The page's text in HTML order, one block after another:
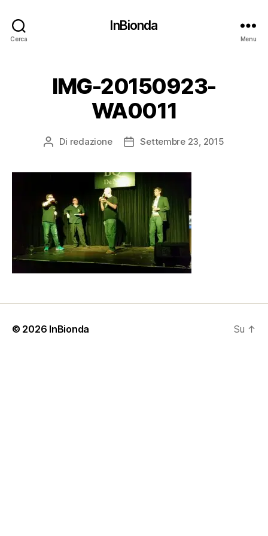
Cerca
InBionda
Menu
IMG-20150923-
WA0011
Autore
Di redazione
DataSettembre 23, 2015
© 2026 InBionda Su ↑